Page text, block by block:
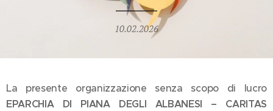
10.02.2026
La presente organizzazione senza scopo di lucro
EPARCHIA DI PIANA DEGLI ALBANESI – CARITAS